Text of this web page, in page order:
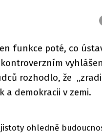
funkce poté, co
rozhodlo, že
a demokracii v zemi.
ohledně